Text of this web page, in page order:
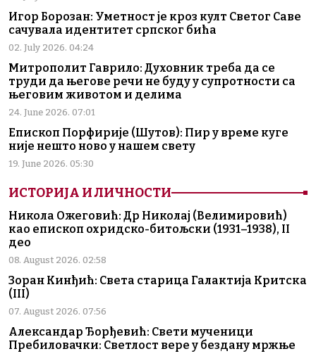
Игор Борозан: Уметност је кроз култ Светог Саве
сачувала идентитет српског бића
02. July 2026. 04:24
Митрополит Гаврило: Духовник треба да се
труди да његове речи не буду у супротности са
његовим животом и делима
24. June 2026. 07:01
Епископ Порфирије (Шутов): Пир у време куге
није нешто ново у нашем свету
19. June 2026. 05:30
ИСТОРИЈА И ЛИЧНОСТИ
Никола Ожеговић: Др Николај (Велимировић)
као епископ охридско-битољски (1931–1938), II
део
08. August 2026. 02:58
Зоран Кинђић: Света старица Галактија Критска
(III)
07. August 2026. 07:56
Александар Ђорђевић: Свети мученици
Пребиловачки: Светлост вере у бездану мржње